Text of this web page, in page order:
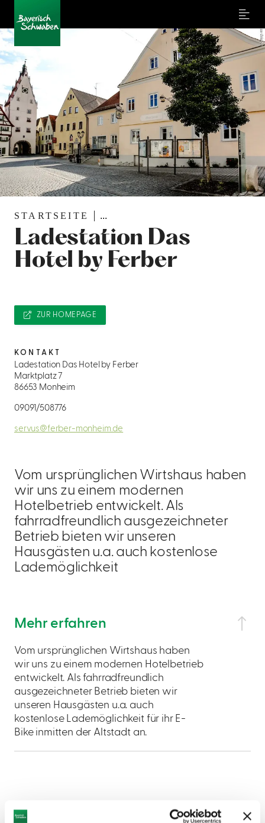
Menu
STARTSEITE ...
Ladestation Das
Hotel by Ferber
Vom ursprünglichen Wirtshaus haben
wir uns zu einem modernen
Hotelbetrieb entwickelt. Als
fahrradfreundlich ausgezeichneter
Betrieb bieten wir unseren
Hausgästen u.a. auch kostenlose
Lademöglichkeit
Mehr erfahren
Vom ursprünglichen Wirtshaus haben
wir uns zu einem modernen Hotelbetrieb
entwickelt. Als fahrradfreundlich
ausgezeichneter Betrieb bieten wir
unseren Hausgästen u.a. auch
kostenlose Lademöglichkeit für ihr E-
Bike inmitten der Altstadt an.
ZUR HOMEPAGE
KONTAKT
Ladestation Das Hotel by Ferber
Marktplatz 7
86653 Monheim
09091/508776
servus@ferber-monheim.de